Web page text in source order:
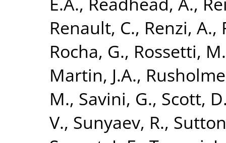
Renault, C., Renzi, A.,
Rocha, G., Rossetti, M.
Martin, J.A.,
M., Savini, G., Scott,
V., Sunyaev, R.,